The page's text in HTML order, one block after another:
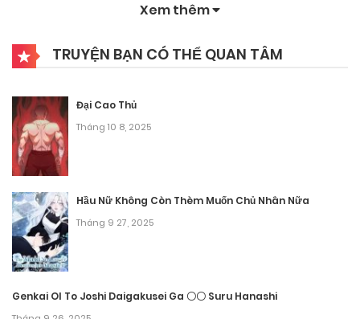
Tháng 9 30, 2025
Chương 81
Tháng 9 30, 2025
Chương 80
Chương 79
Tháng 9 30, 2025
Chương 78
Xem thêm
TRUYỆN BẠN CÓ THỂ QUAN TÂM
Đại Cao Thủ
Tháng 10 8, 2025
Hầu Nữ Không Còn Thèm Muốn Chủ Nhân Nữa
Tháng 9 27, 2025
Genkai Ol To Joshi Daigakusei Ga 〇〇 Suru Hanashi